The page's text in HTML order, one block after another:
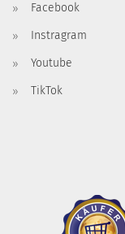
Facebook
Instragram
Youtube
TikTok